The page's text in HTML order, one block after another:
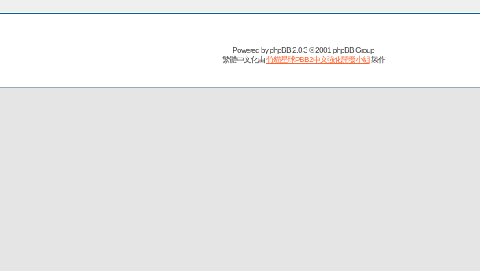
Powered byphpBB2.0.3 © 2001 phpBB Group
繁體中文化由竹貓星球PBB2中文強化開發小組製作